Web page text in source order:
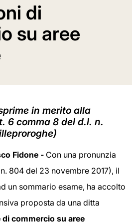
di
su aree
in merito alla
6 comma 8 del d.l. n.
Fidone - Con una pronunzia
804 del 23 novembre 2017), il
un sommario esame, ha accolto
proposta da una ditta
commercio su aree